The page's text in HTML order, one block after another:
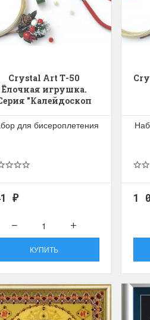
Crystal Art Т-50
Ёлочная игрушка.
"Калейдоскоп
для бисероплетения
₽
КУПИТЬ
1